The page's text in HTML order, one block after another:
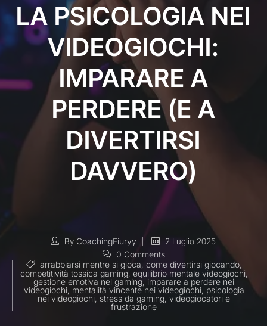
LA PSICOLOGIA NEI
VIDEOGIOCHI:
IMPARARE A
PERDERE (E A
DIVERTIRSI
DAVVERO)
By CoachingFiuryy
2 Luglio 2025
0 Comments
arrabbiarsi mentre si gioca, come divertirsi giocando,
competitività tossica gaming, equilibrio mentale videogiochi,
gestione emotiva nel gaming imparare a perdere nei
videogiochi, mentalità vincente nei videogiochi, psicologia
nei videogiochi stress da gaming videogiocatori e
frustrazione